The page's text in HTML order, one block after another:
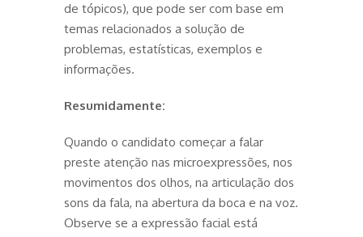
de tópicos), que pode ser com base em
temas relacionados a solução de
problemas, estatísticas, exemplos e
informações.
Resumidamente:
Quando o candidato começar a falar
preste atenção nas microexpressões, nos
movimentos dos olhos, na articulação dos
sons da fala, na abertura da boca e na voz.
Observe se a expressão facial está